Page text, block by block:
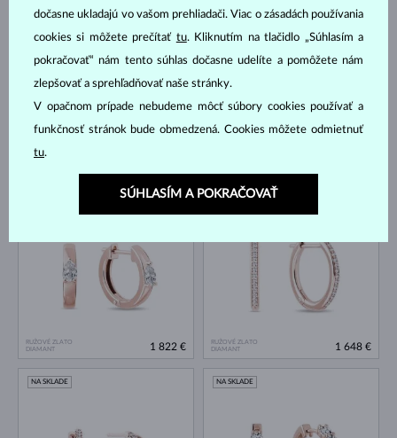
RUŽOVÉ ZLATO
NA SKLADE NA SKLADE
RUŽOVÉ ZLATO
DIAMANT
1 822 €
RUŽOVÉ ZLATO
DIAMANT
NA SKLADE
1 648 €
NA SKLADE NA SKLADE
dočasne ukladajú vo vašom prehliadači. Viac o zásadách používania
cookies si môžete prečítať tu. Kliknutím na tlačidlo „Súhlasím a
pokračovať“ nám tento súhlas dočasne udelíte a pomôžete nám
zlepšovať a sprehľadňovať naše stránky.
V opačnom prípade nebudeme môcť súbory cookies používať a
funkčnosť stránok bude obmedzená. Cookies môžete odmietnuť
tu.
SÚHLASÍM A POKRAČOVAŤ